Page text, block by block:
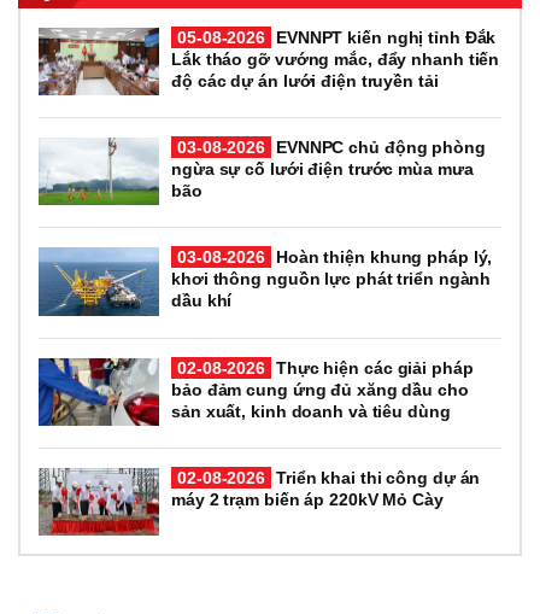
05-08-2026
EVNNPT kiến nghị tỉnh Đắk
Lắk tháo gỡ vướng mắc, đẩy nhanh tiến
độ các dự án lưới điện truyền tải
03-08-2026
EVNNPC chủ động phòng
ngừa sự cố lưới điện trước mùa mưa
bão
03-08-2026
Hoàn thiện khung pháp lý,
khơi thông nguồn lực phát triển ngành
dầu khí
02-08-2026 Thực hiện các giải pháp
bảo đảm cung ứng đủ xăng dầu cho
sản xuất, kinh doanh và tiêu dùng
02-08-2026 Triển khai thi công dự án
máy 2 trạm biến áp 220kV Mỏ Cày